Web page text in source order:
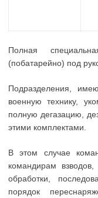
Полная
(побатарейно) под
Подразделения,
военную технику,
полную дегазацию,
этими комплектами.
В этом случае
командирам
обработки,
порядок